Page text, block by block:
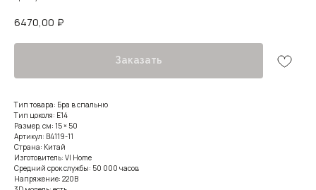
6470,00 ₽
Заказать
Тип товара: Бра в спальню
Тип цоколя: E14
Размер, см: 15 × 50
Артикул: B4119-11
Страна: Китай
Изготовитель: VI Home
Средний срок службы: 50 000 часов
Напряжение: 220В